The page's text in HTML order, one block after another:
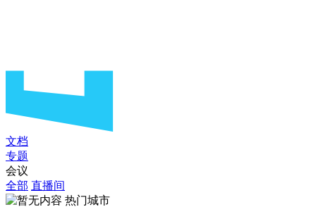
文档
专题
会议
全部 直播间
热门城市